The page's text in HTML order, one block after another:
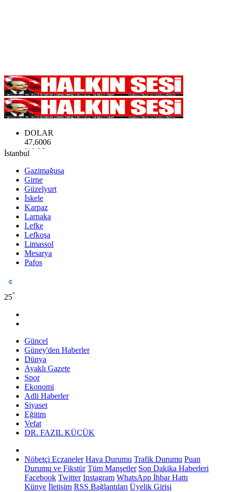
DOLAR
47,6006
%0.06
55,0250
%0.02
STERLİN
64,2398
%0.2
İstanbul
Gazimağusa
Girne
Güzelyurt
İskele
Karpaz
Larnaka
Lefke
Lefkoşa
Limassol
Mesarya
Pafos
25°
Güncel
Güney'den Haberler
Dünya
Ayaklı Gazete
Spor
Ekonomi
Adli Haberler
Siyaset
Eğitim
Vefat
DR. FAZIL KÜÇÜK
Nöbetçi Eczaneler Hava Durumu Trafik Durumu Puan
Durumu ve Fikstür Tüm Manşetler Son Dakika Haberleri
Facebook Twitter Instagram WhatsApp İhbar Hattı
Künye İletişim RSS Bağlantıları Üyelik Girişi